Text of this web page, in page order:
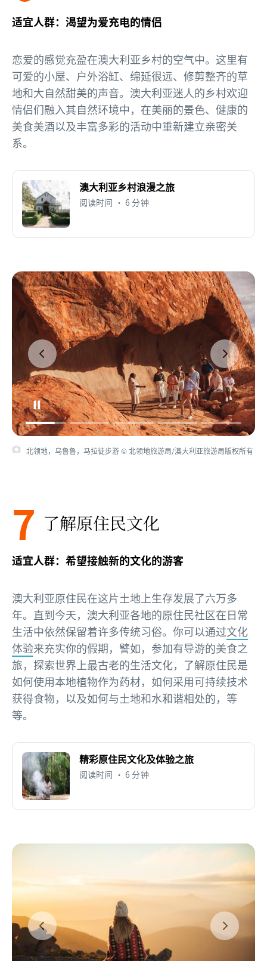
适宜人群：渴望为爱充电的情侣
恋爱的感觉充盈在澳大利亚乡村的空气中。这里有
可爱的小屋、户外浴缸、绵延很远、修剪整齐的草
地和大自然甜美的声音。澳大利亚迷人的乡村欢迎
情侣们融入其自然环境中，在美丽的景色、健康的
美食美酒以及丰富多彩的活动中重新建立亲密关
系。
澳大利亚乡村浪漫之旅
阅读时间 • 6 分钟
北领地，乌鲁鲁，马拉徒步游 © 北领地旅游局/澳大利亚旅游局版权所有
7 了解原住民文化
适宜人群：希望接触新的文化的游客
澳大利亚原住民在这片土地上生存发展了六万多
年。直到今天，澳大利亚各地的原住民社区在日常
生活中依然保留着许多传统习俗。你可以通过文化
体验来充实你的假期，譬如，参加有导游的美食之
旅，探索世界上最古老的生活文化，了解原住民是
如何使用本地植物作为药材，如何采用可持续技术
获得食物，以及如何与土地和水和谐相处的，等
等。
精彩原住民文化及体验之旅
阅读时间 • 6 分钟